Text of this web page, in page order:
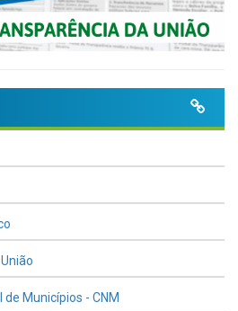
Municípios - CNM